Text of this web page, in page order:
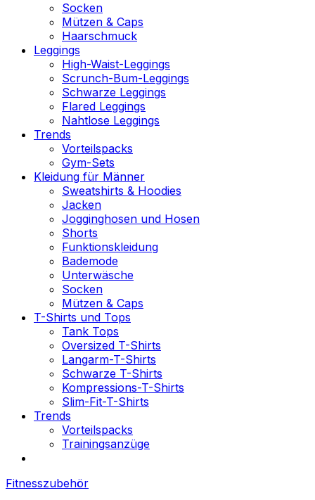
Socken
Mützen & Caps
Haarschmuck
Leggings
High-Waist-Leggings
Scrunch-Bum-Leggings
Schwarze Leggings
Flared Leggings
Nahtlose Leggings
Trends
Vorteilspacks
Gym-Sets
Kleidung für Männer
Sweatshirts & Hoodies
Jacken
Jogginghosen und Hosen
Shorts
Funktionskleidung
Bademode
Unterwäsche
Socken
Mützen & Caps
T-Shirts und Tops
Tank Tops
Oversized T-Shirts
Langarm-T-Shirts
Schwarze T-Shirts
Kompressions-T-Shirts
Slim-Fit-T-Shirts
Trends
Vorteilspacks
Trainingsanzüge
Fitnesszubehör